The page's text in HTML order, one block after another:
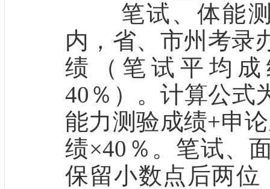
笔试、体能测
内，省、市州考录
绩（笔试平均
40％）。计算公式
能力测验成绩+申
绩×40％。笔试、
保留小数点后两位